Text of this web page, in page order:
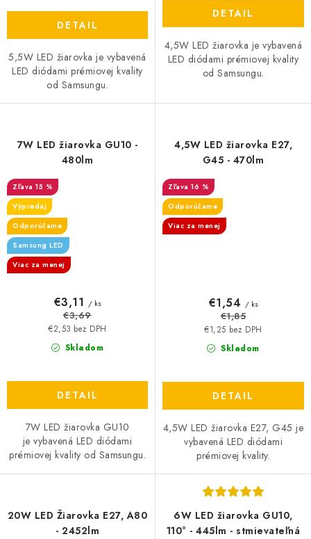
DETAIL
5,5W LED žiarovka je vybavená
LED diódami prémiovej kvality
od Samsungu.
DETAIL
4,5W LED žiarovka je vybavená
LED diódami prémiovej kvality
od Samsungu.
7W LED žiarovka GU10 -
480lm
15 %
Výpredaj
Odporúčame
Samsung LED
Viac za menej
Skladom
€2,53 bez DPH
€3,11 / ks
€3,69
DETAIL
7W LED žiarovka GU10
je vybavená LED diódami
prémiovej kvality od Samsungu.
4,5W LED žiarovka E27,
G45 - 470lm
16 %
Odporúčame
Viac za menej
Skladom
€1,25 bez DPH
€1,54 / ks
€1,85
DETAIL
4,5W LED žiarovka E27, G45 je
vybavená LED diódami
prémiovej kvality.
20W LED Žiarovka E27, A80
- 2452lm
6W LED žiarovka GU10,
110° - 445lm - stmievateľná